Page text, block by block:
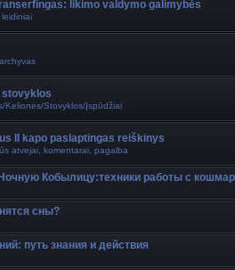
likimo valdymo galimybės
stovyklos
Kelionės/Stovyklos/Įspūdžiai
II kapo paslaptingas reiškinys
atvejai, komentarai, pagalba
Ночную Кобылицу:техники работы с
сны?
путь знания и действия